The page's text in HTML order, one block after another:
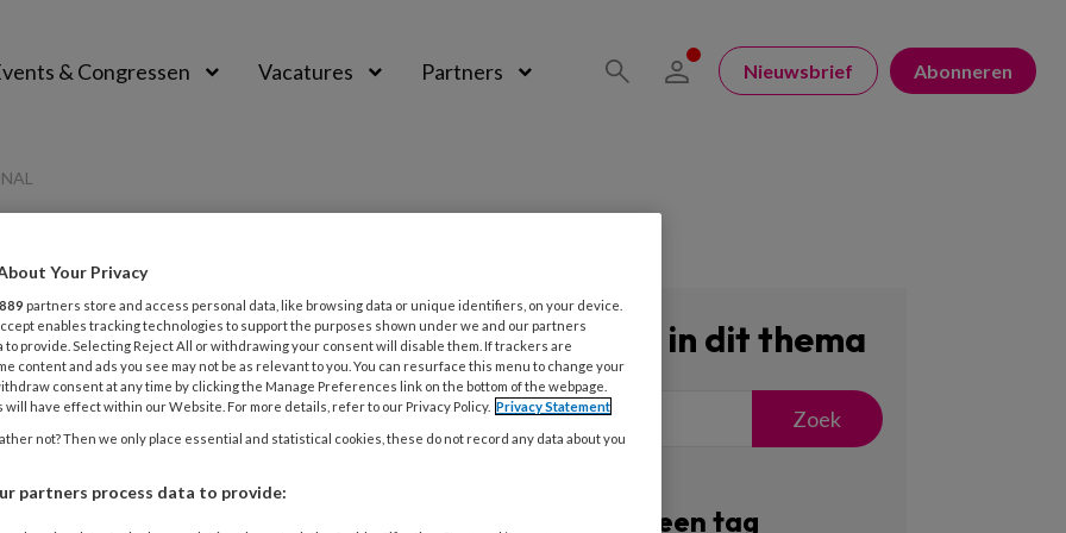
& Congressen Vacatures Partners Nieuwsbrief Abonneren
2024 GEEN CATEGORIE
ONTWIKKELING VAN
met poepangst: ‘Zet er niet te
achter’
de wc. Voor de meeste mensen de normaalste
Zoeken in dit thema
Zoek
Filter op een tag
Your Privacy
889 partners store and access personal data, like browsing data or unique identifiers, on your device.
enables tracking technologies to support the purposes shown under we and our partners
to provide. Selecting Reject All or withdrawing your consent will disable them. If trackers are
content and ads you see may not be as relevant to you. You can resurface this menu to change your
consent at any time by clicking the Manage Preferences link on the bottom of the webpage.
will have effect within our Website. For more details, refer to our Privacy Policy. Privacy Statement
not? Then we only place essential and statistical cookies, these do not record any data about you
partners process data to provide: